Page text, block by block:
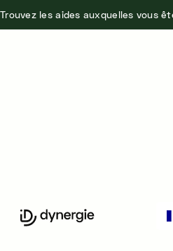
Trouvez les aides auxquelles vous
+1M€ de